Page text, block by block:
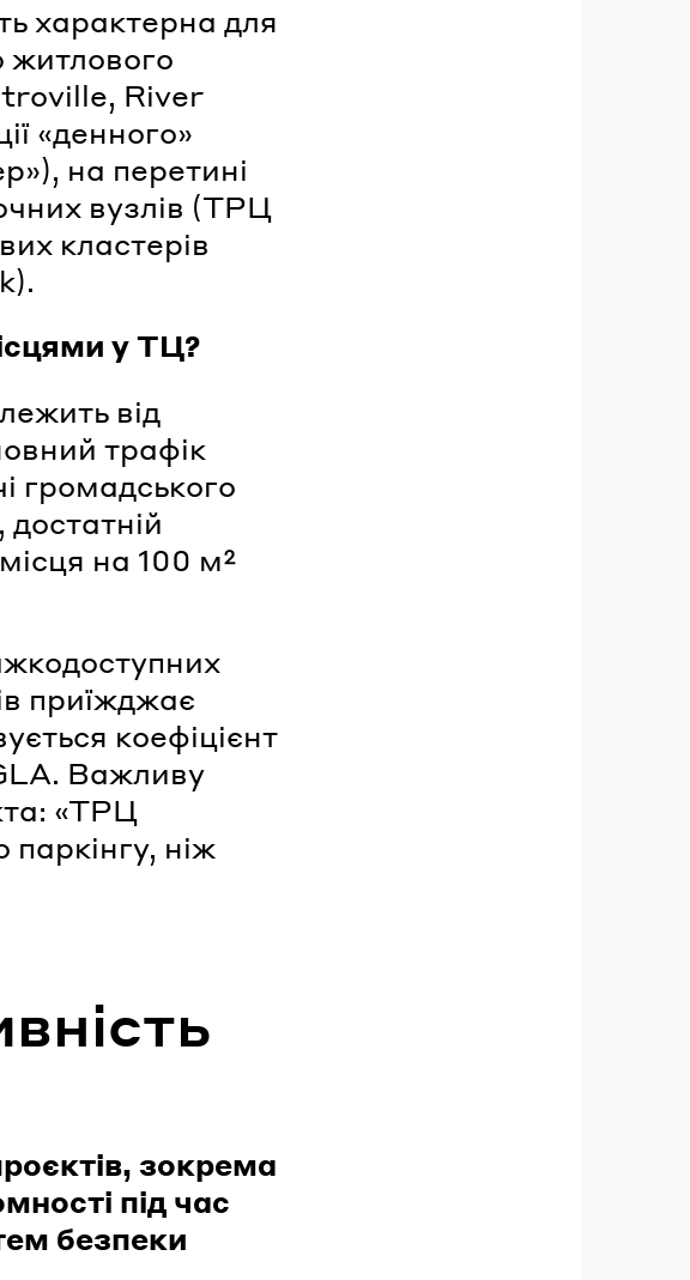
характерна для
житлового
River
«денного»
на перетині
вузлів (ТРЦ
кластерів
у ТЦ?
від
трафік
громадського
на 100 м²
приїжджає
коефіцієнт
Важливу
«ТРЦ
паркінгу, ніж
зокрема
під час
безпеки